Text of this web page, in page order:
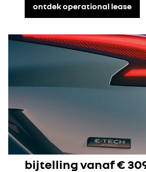
ontdek operational lease
bijtelling vanaf €